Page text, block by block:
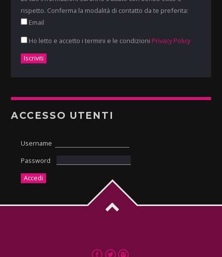
rispetto. Conferma la modalità di contatto da te preferita:
Email
Ho letto e accetto i termini e le condizioni Privacy Policy
ACCESSO UTENTI
Username
Password